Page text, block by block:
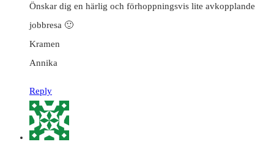
Önskar dig en härlig och förhoppningsvis lite avkopplande
jobbresa 🙂
Kramen
Annika
Reply